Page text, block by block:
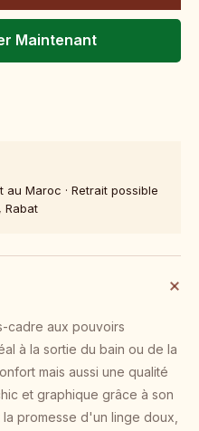
Maintenant
Maroc · Retrait possible
Rabat
cadre aux pouvoirs
à la sortie du bain ou de la
mais aussi une qualité
et graphique grâce à son
promesse d'un linge doux,